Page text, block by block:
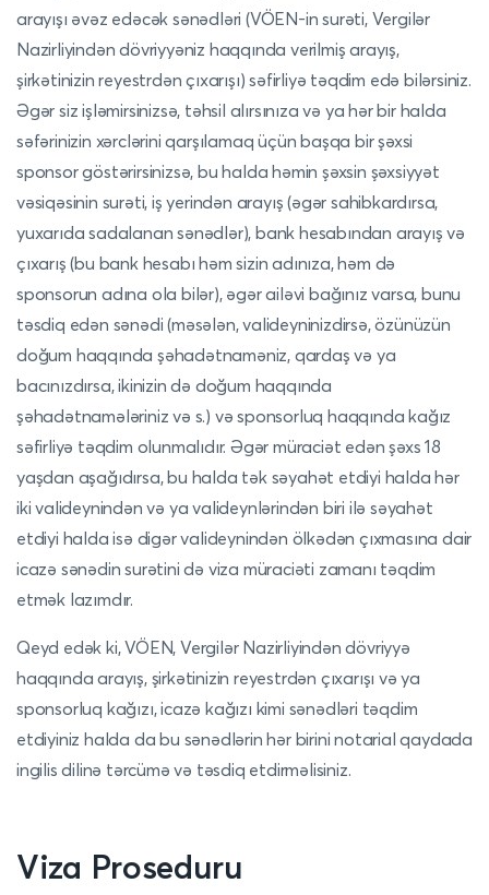
arayışı əvəz edəcək sənədləri (VÖEN-in surəti, Vergilər
Nazirliyindən dövriyyəniz haqqında verilmiş arayış,
şirkətinizin reyestrdən çıxarışı) səfirliyə təqdim edə bilərsiniz.
Əgər siz işləmirsinizsə, təhsil alırsınıza və ya hər bir halda
səfərinizin xərclərini qarşılamaq üçün başqa bir şəxsi
sponsor göstərirsinizsə, bu halda həmin şəxsin şəxsiyyət
vəsiqəsinin surəti, iş yerindən arayış (əgər sahibkardırsa,
yuxarıda sadalanan sənədlər), bank hesabından arayış və
çıxarış (bu bank hesabı həm sizin adınıza, həm də
sponsorun adına ola bilər), əgər ailəvi bağınız varsa, bunu
təsdiq edən sənədi (məsələn, valideyninizdirsə, özünüzün
doğum haqqında şəhadətnaməniz, qardaş və ya
bacınızdırsa, ikinizin də doğum haqqında
şəhadətnamələriniz və s.) və sponsorluq haqqında kağız
səfirliyə təqdim olunmalıdır. Əgər müraciət edən şəxs 18
yaşdan aşağıdırsa, bu halda tək səyahət etdiyi halda hər
iki valideynindən və ya valideynlərindən biri ilə səyahət
etdiyi halda isə digər valideynindən ölkədən çıxmasına dair
icazə sənədin surətini də viza müraciəti zamanı təqdim
etmək lazımdır.
Qeyd edək ki, VÖEN, Vergilər Nazirliyindən dövriyyə
haqqında arayış, şirkətinizin reyestrdən çıxarışı və ya
sponsorluq kağızı, icazə kağızı kimi sənədləri təqdim
etdiyiniz halda da bu sənədlərin hər birini notarial qaydada
ingilis dilinə tərcümə və təsdiq etdirməlisiniz.
Viza Proseduru